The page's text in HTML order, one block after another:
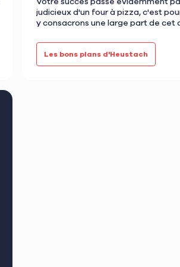
judicieux d'un four à pizza, c'est
y consacrons une large part de cet
Les bons plans d'Heustach